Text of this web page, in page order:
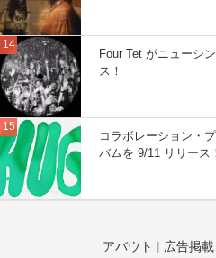
Four Tet がニューシ
ス！
コラボレーション・
バムを 9/11 リリース
アバウト | 広告掲載